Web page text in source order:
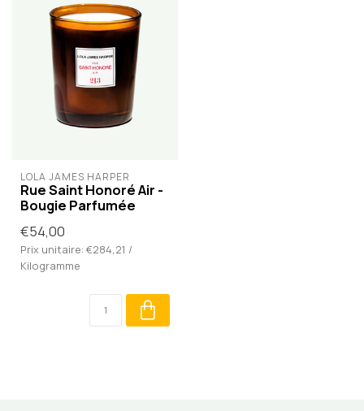
LOLA JAMES HARPER
Rue Saint Honoré Air -
Bougie Parfumée
€54,00
Prix unitaire: €284,21 /
Kilogramme